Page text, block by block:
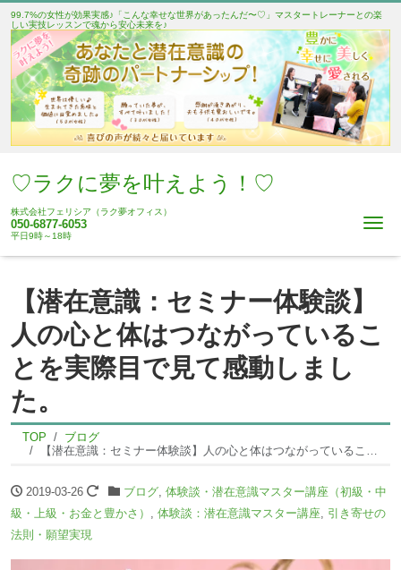
99.7%の女性が効果実感♪「こんな幸せな世界があったんだ〜♡」マスタートレーナーとの楽
しい実技レッスンで魂から安心未来を♪
♡ラクに夢を叶えよう！♡
株式会社フェリシア（ラク夢オフィス）
050-6877-6053
平日9時～18時
【潜在意識：セミナー体験談】
人の心と体はつながっているこ
とを実際目で見て感動しまし
た。
TOP
ブログ
【潜在意識：セミナー体験談】人の心と体はつながっていることを実際目で見て感動しました。
2019-03-26 ブログ, 体験談・潜在意識マスター講座（初級・中
級・上級・お金と豊かさ）
体験談：潜在意識マスター講座 引き寄せの
法則・願望実現